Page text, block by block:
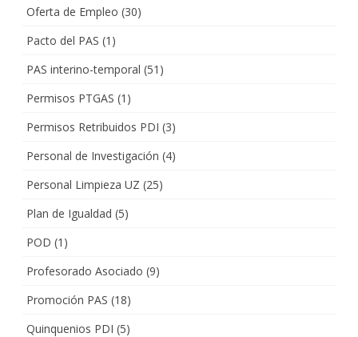
Oferta de Empleo (30)
Pacto del PAS (1)
PAS interino-temporal (51)
Permisos PTGAS (1)
Permisos Retribuidos PDI (3)
Personal de Investigación (4)
Personal Limpieza UZ (25)
Plan de Igualdad (5)
POD (1)
Profesorado Asociado (9)
Promoción PAS (18)
Quinquenios PDI (5)